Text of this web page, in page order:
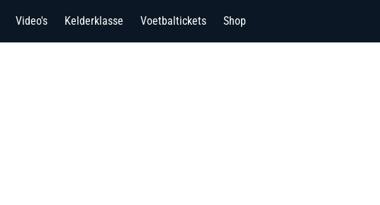
Video's Kelderklasse Voetbaltickets Shop